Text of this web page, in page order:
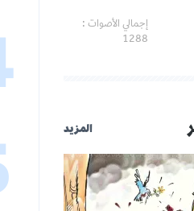
إجمالي الأصوات :
1288
المزيد